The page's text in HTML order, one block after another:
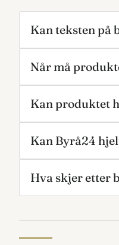
Kan teksten på
Når må
Kan produktet
Kan Byrå24
Hva skjer etter